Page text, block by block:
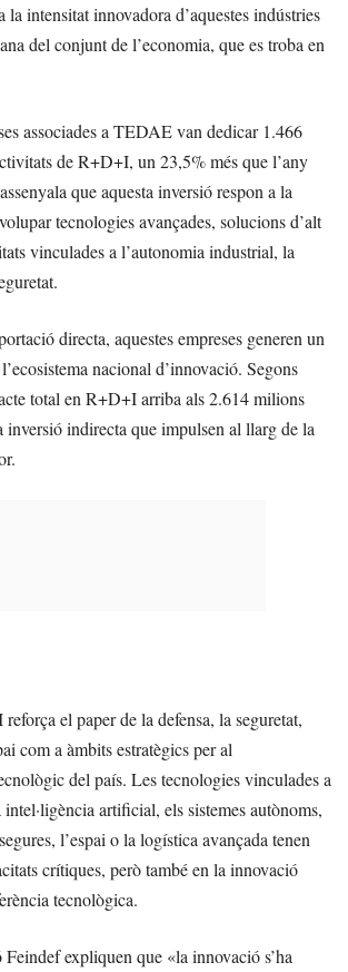
la intensitat innovadora d’aquestes indústries
del conjunt de l’economia, que es troba en
associades a TEDAE van dedicar 1.466
de R+D+I, un 23,5% més que l’any
que aquesta inversió respon a la
tecnologies avançades, solucions d’alt
vinculades a l’autonomia industrial, la
directa, aquestes empreses generen un
nacional d’innovació. Segons
total en R+D+I arriba als 2.614 milions
inversió indirecta que impulsen al llarg de la
el paper de la defensa, la seguretat,
com a àmbits estratègics per al
del país. Les tecnologies vinculades a
artificial, els sistemes autònoms,
l’espai o la logística avançada tenen
crítiques, però també en la innovació
tecnològica.
expliquen que «la innovació s’ha